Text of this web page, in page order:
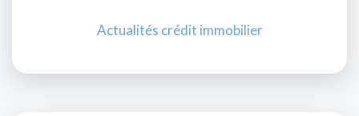
Actualités crédit immobilier